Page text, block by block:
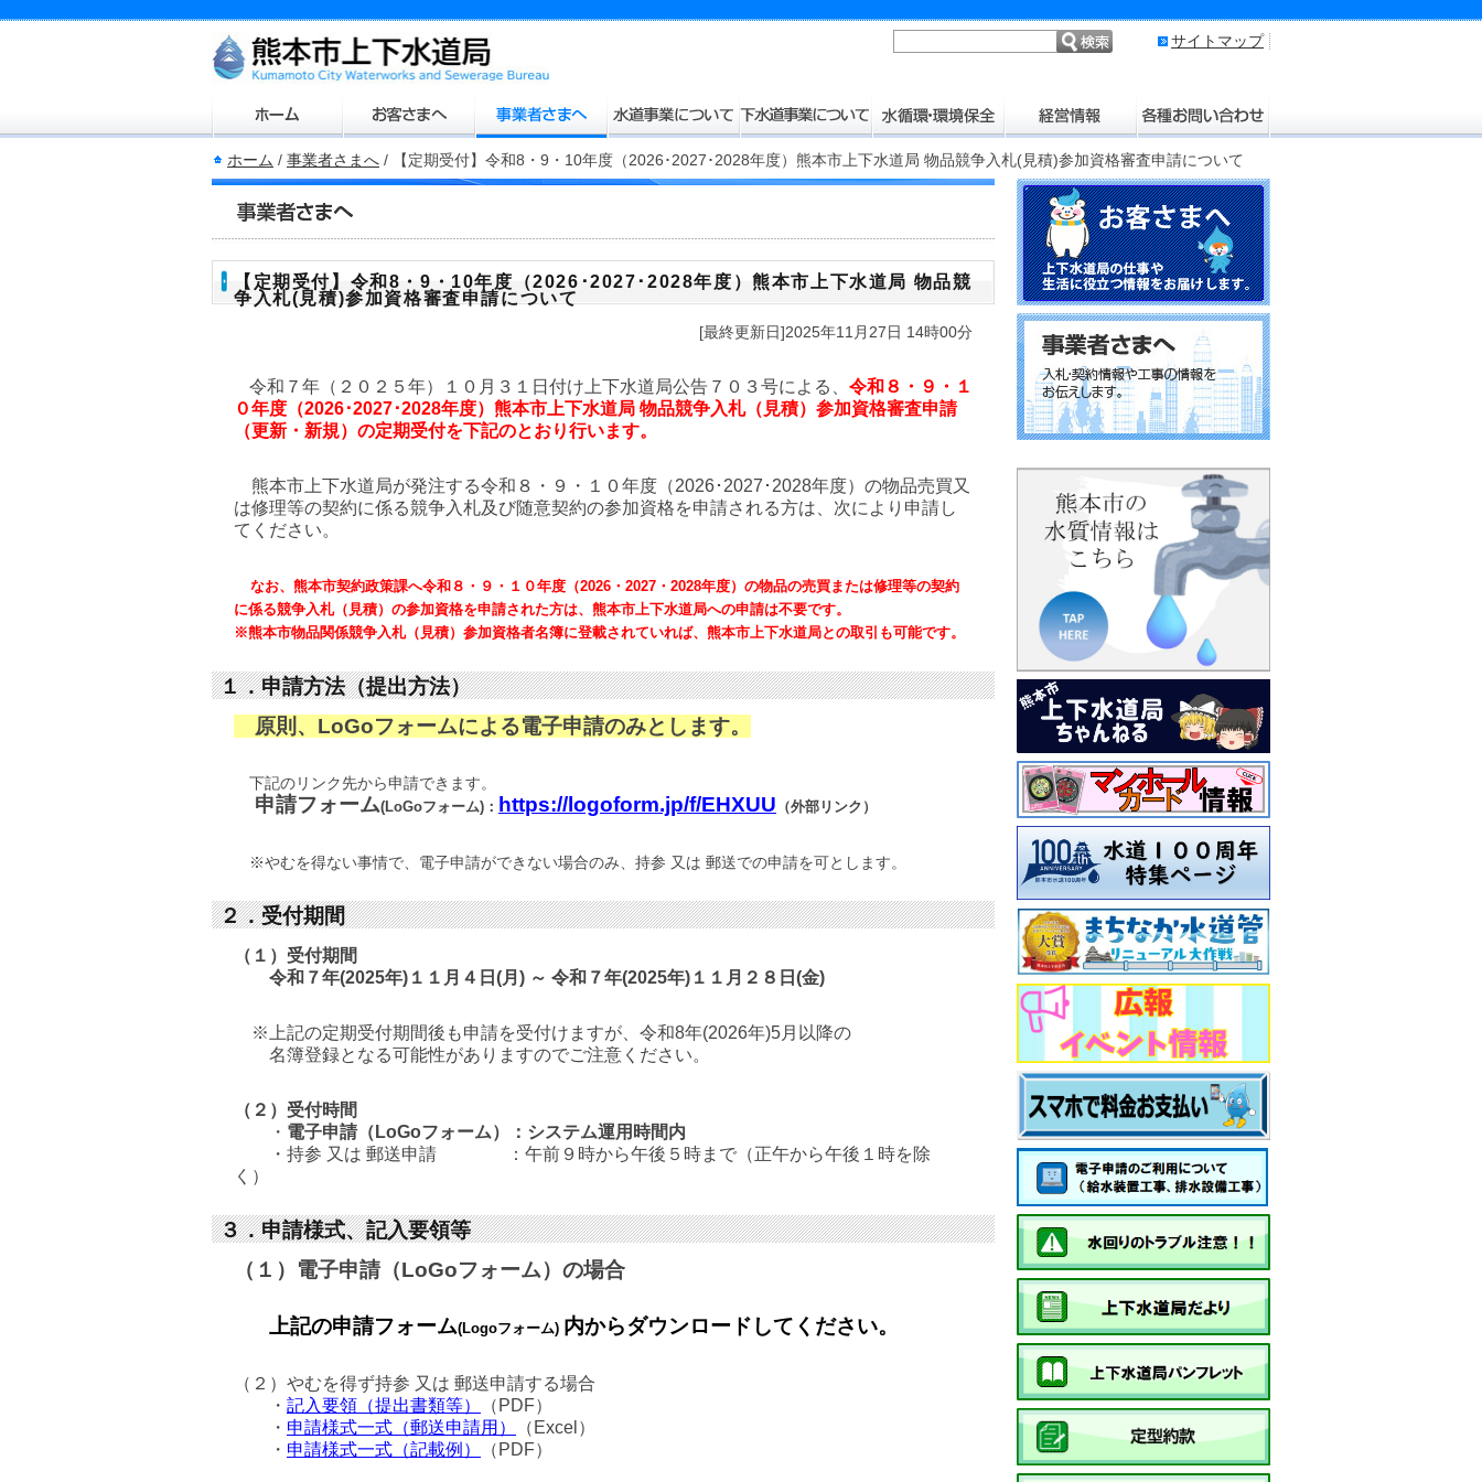
サイトマップ
ホーム / 事業者さまへ / 【定期受付】令和8・9・10年度（2026･2027･2028年度）熊本市上下水道局 物品競争入札(見積)参加資格審査申請について
【定期受付】令和8・9・10年度（2026･2027･2028年度）熊本市上下水道局 物品競
争入札(見積)参加資格審査申請について
[最終更新日]2025年11月27日 14時00分
令和７年（２０２５年）１０月３１日付け上下水道局公告７０３号による、 令和８・９・１
０年度（2026･2027･2028年度）熊本市上下水道局 物品競争入札（見積）参加資格審査申請
（更新・新規）の定期受付を下記のとおり行います。
熊本市上下水道局が発注する令和８・９・１０年度（2026･2027･2028年度）の物品売買又
は修理等の契約に係る競争入札及び随意契約の参加資格を申請される方は、次により申請し
てください。
なお、熊本市契約政策課へ令和８・９・１０年度（2026・2027・2028年度）の物品の売買または修理等の契約
に係る競争入札（見積）の参加資格を申請された方は、熊本市上下水道局への申請は不要です。
※熊本市物品関係競争入札（見積）参加資格者名簿に登載されていれば、熊本市上下水道局との取引も可能です。
１．申請方法（提出方法）
原則、LoGoフォームによる電子申請のみとします。
下記のリンク先から申請できます。
申請フォーム(LoGoフォーム)： https://logoform.jp/f/EHXUU （外部リンク）
※やむを得ない事情で、電子申請ができない場合のみ、持参 又は 郵送での申請を可とします。
２．受付期間
（１）受付期間
令和７年(2025年)１１月４日(月) ～ 令和７年(2025年)１１月２８日(金)
※上記の定期受付期間後も申請を受付けますが、令和8年(2026年)5月以降の
名簿登録となる可能性がありますのでご注意ください。
（２）受付時間
・ 電子申請（LoGoフォーム）：システム運用時間内
・持参 又は 郵送申請 ：午前９時から午後５時まで（正午から午後１時を除
く）
３．申請様式、記入要領等
（１）電子申請（LoGoフォーム）の場合
上記の申請フォーム(Logoフォーム) 内からダウンロードしてください。
（２）やむを得ず持参 又は 郵送申請する場合
・ 記入要領（提出書類等）
（PDF）
・ 申請様式一式（郵送申請用）
（Excel）
・ 申請様式一式（記載例） （PDF）